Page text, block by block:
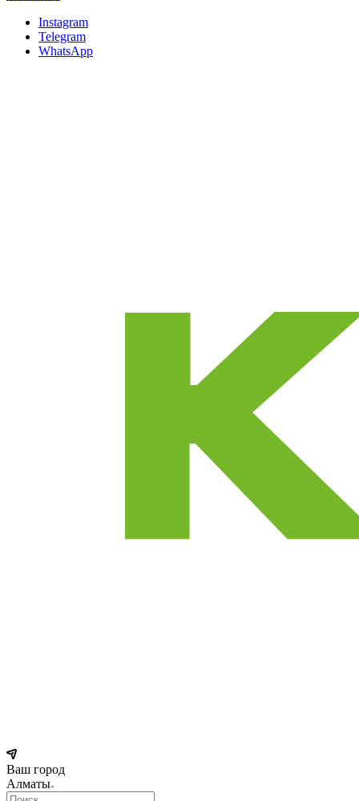
Instagram
Telegram
WhatsApp
Ваш город
Алматы